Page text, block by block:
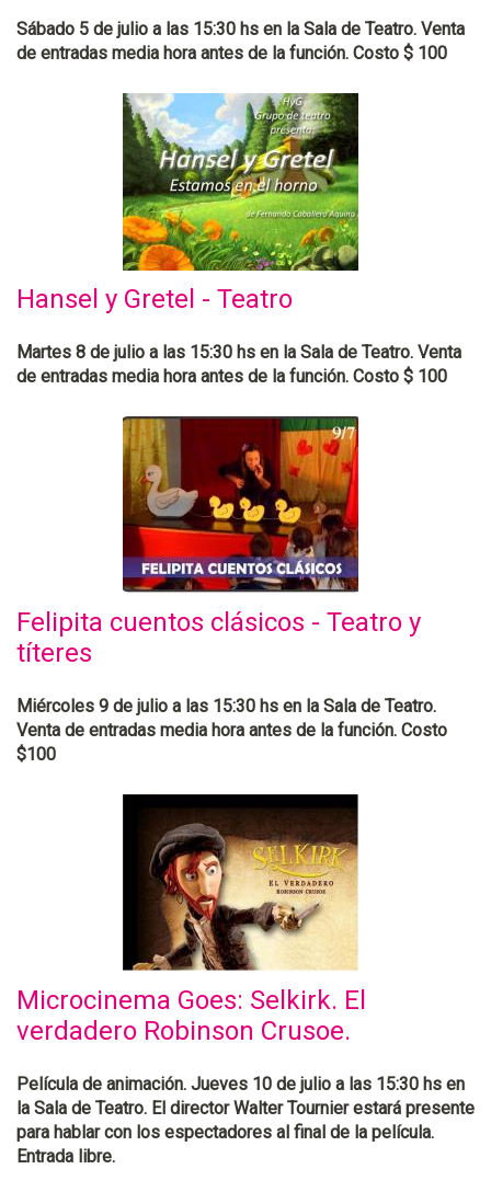
Sábado 5 de julio a las 15:30 hs en la Sala de Teatro. Venta
de entradas media hora antes de la función. Costo $ 100
Hansel y Gretel - Teatro
Martes 8 de julio a las 15:30 hs en la Sala de Teatro. Venta
de entradas media hora antes de la función. Costo $ 100
Felipita cuentos clásicos - Teatro y
títeres
Miércoles 9 de julio a las 15:30 hs en la Sala de Teatro.
Venta de entradas media hora antes de la función. Costo
$100
Microcinema Goes: Selkirk. El
verdadero Robinson Crusoe.
Película de animación. Jueves 10 de julio a las 15:30 hs en
la Sala de Teatro. El director Walter Tournier estará presente
para hablar con los espectadores al final de la película.
Entrada libre.